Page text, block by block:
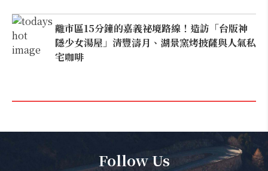
離市區15分鐘的嘉義祕境路線！造訪「台版神
隱少女湯屋」清豐濤月、湖景窯烤披薩與人氣私
宅咖啡
Follow Us